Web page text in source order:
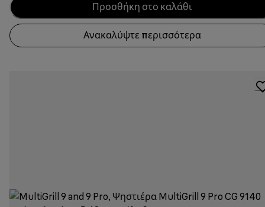
Προσθήκη στο καλάθι
Ανακαλύψτε περισσότερα